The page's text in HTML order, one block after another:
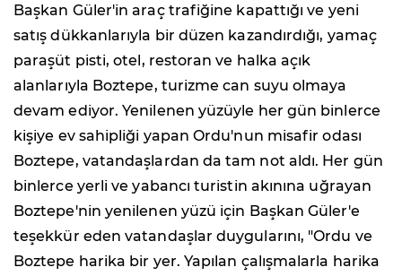
Başkan Güler'in araç trafiğine kapattığı ve yeni
satış dükkanlarıyla bir düzen kazandırdığı, yamaç
paraşüt pisti, otel, restoran ve halka açık
alanlarıyla Boztepe, turizme can suyu olmaya
devam ediyor. Yenilenen yüzüyle her gün binlerce
kişiye ev sahipliği yapan Ordu'nun misafir odası
Boztepe, vatandaşlardan da tam not aldı. Her gün
binlerce yerli ve yabancı turistin akınına uğrayan
Boztepe'nin yenilenen yüzü için Başkan Güler'e
teşekkür eden vatandaşlar duygularını, "Ordu ve
Boztepe harika bir yer. Yapılan çalışmalarla harika